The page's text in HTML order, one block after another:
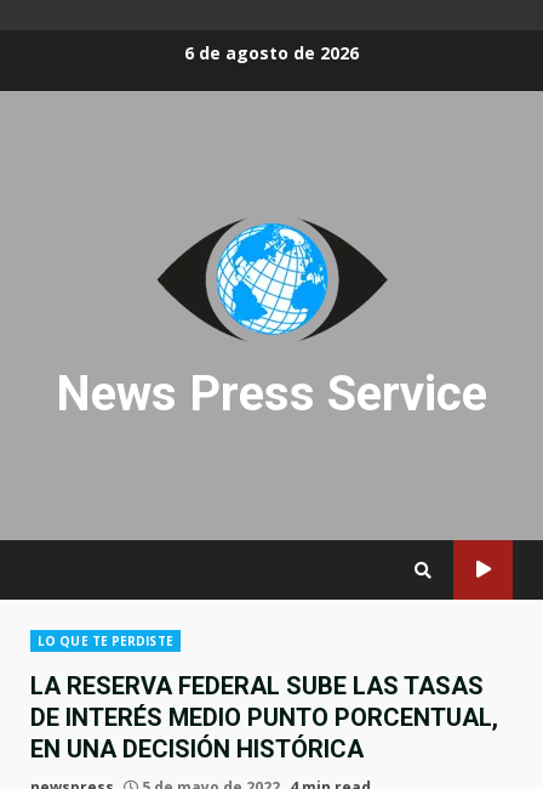
6 de agosto de 2026
News Press Service
LO QUE TE PERDISTE
LA RESERVA FEDERAL SUBE LAS TASAS
DE INTERÉS MEDIO PUNTO PORCENTUAL,
EN UNA DECISIÓN HISTÓRICA